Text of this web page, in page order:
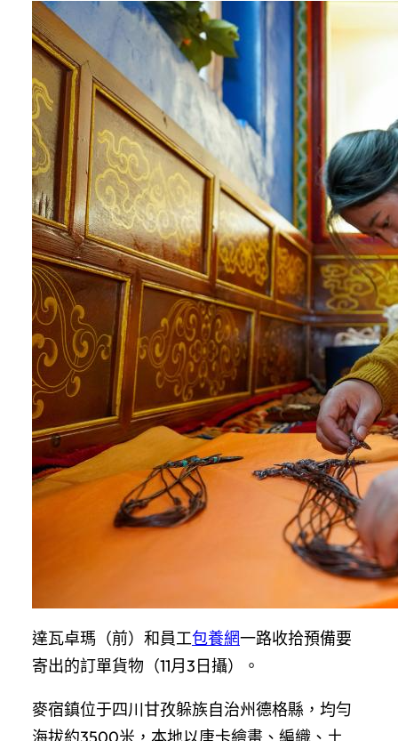
達瓦卓瑪（前）和員工包養網一路收拾預備要
寄出的訂單貨物（11月3日攝）。
麥宿鎮位于四川甘孜躲族自治州德格縣，均勻
海拔約3500米，本地以唐卡繪畫、編織、土